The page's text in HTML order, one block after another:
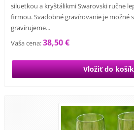
siluetkou a kryštálikmi Swarovski ručne
firmou. Svadobné gravírovanie je možné
gravírujeme...
Vaša cena:38,50 €